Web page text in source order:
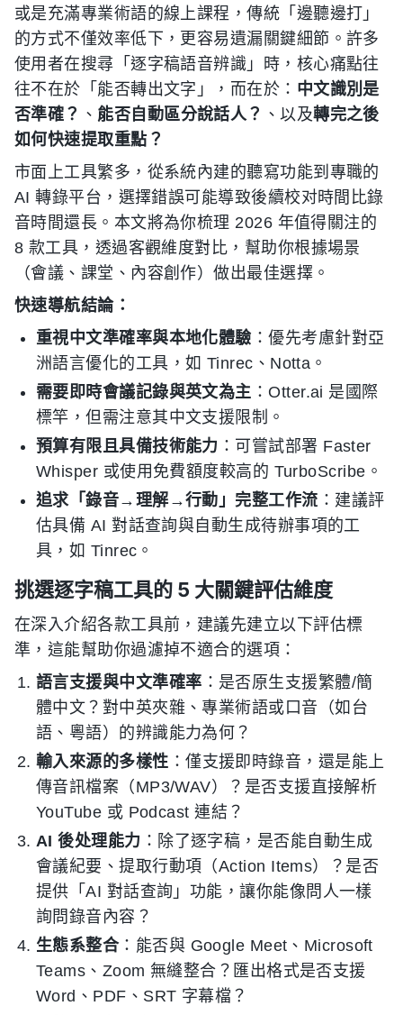
或是充滿專業術語的線上課程，傳統「邊聽邊打」
的方式不僅效率低下，更容易遺漏關鍵細節。許多
使用者在搜尋「逐字稿語音辨識」時，核心痛點往
往不在於「能否轉出文字」，而在於： 中文識別是
否準確？ 、 能否自動區分說話人？ 、以及轉完之後
如何快速提取重點？
市面上工具繁多，從系統內建的聽寫功能到專職的
AI 轉錄平台，選擇錯誤可能導致後續校对時間比錄
音時間還長。本文將為你梳理 2026 年值得關注的
8 款工具，透過客觀維度對比，幫助你根據場景
（會議、課堂、內容創作）做出最佳選擇。
快速導航結論：
重視中文準確率與本地化體驗 ：優先考慮針對亞
洲語言優化的工具，如 Tinrec、Notta。
需要即時會議記錄與英文為主 ：Otter.ai 是國際
標竿，但需注意其中文支援限制。
預算有限且具備技術能力 ：可嘗試部署 Faster
Whisper 或使用免費額度較高的 TurboScribe。
追求「錄音→理解→行動」完整工作流 ：建議評
估具備 AI 對話查詢與自動生成待辦事項的工
具，如 Tinrec。
挑選逐字稿工具的 5 大關鍵評估維度
在深入介紹各款工具前，建議先建立以下評估標
準，這能幫助你過濾掉不適合的選項：
語言支援與中文準確率 ：是否原生支援繁體/簡
體中文？對中英夾雜、專業術語或口音（如台
語、粵語）的辨識能力為何？
輸入來源的多樣性 ：僅支援即時錄音，還是能上
傳音訊檔案（MP3/WAV）？是否支援直接解析
YouTube 或 Podcast 連結？
AI 後处理能力 ：除了逐字稿，是否能自動生成
會議紀要、提取行動項（Action Items）？是否
提供「AI 對話查詢」功能，讓你能像問人一樣
詢問錄音內容？
生態系整合：能否與 Google Meet、Microsoft
Teams、Zoom 無縫整合？匯出格式是否支援
Word、PDF、SRT 字幕檔？